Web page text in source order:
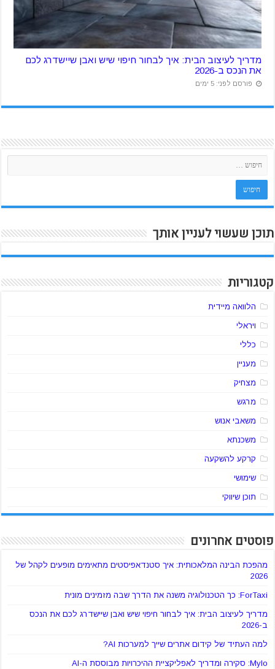
מדריך לעיצוב הבית: איך לבחור חיפוי שיש ואבן שיישדרג לכם
את הנכס ב-2026
פורסם לפני: 5 ימים
תוכן שעשוי לעניין אותך
קטגוריות
הלוואה מיידית
ויראלי
כללי
מעניין
מצחיק
מרגש
משאבי אנוש
משכנתא
קרקע להשקעה
שימושי
תוכן שיווקי
פוסטים אחרונים
מהפכת הבינה המלאכותית: איך סטנדאפיסטים מתאימים מופעים לקהל של
2026
ForTaxi: כך הטכנולוגיה משנה את הדרך שבה מזמינים מונית
מדריך לעיצוב הבית: איך לבחור חיפוי שיש ואבן שיישדרג לכם את הנכס
ב-2026
למה העתיד של קידום אתרים שייך למערכות AI?
Mylo: סקירה ומדריך לאפליקציית ההיכרויות מבוססת ה-AI